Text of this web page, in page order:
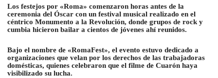
Los festejos por «Roma» comenzaron horas antes de la
ceremonia del Óscar con un festival musical realizado en el
céntrico Monumento a la Revolución, donde grupos de rock y
cumbia hicieron bailar a cientos de jóvenes ahí reunidos.
Bajo el nombre de «RomaFest», el evento estuvo dedicado a
organizaciones que velan por los derechos de las trabajadoras
domésticas, quienes celebraron que el filme de Cuarón haya
visibilizado su lucha.